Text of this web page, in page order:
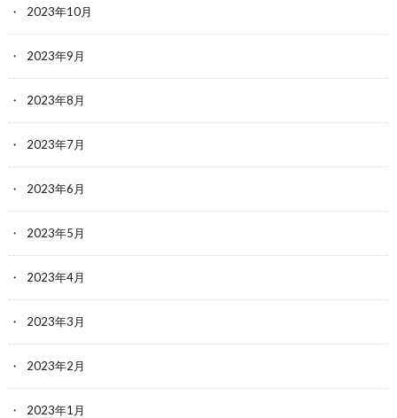
2023年10月
2023年9月
2023年8月
2023年7月
2023年6月
2023年5月
2023年4月
2023年3月
2023年2月
2023年1月